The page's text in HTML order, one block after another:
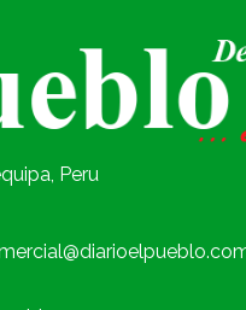
Peru